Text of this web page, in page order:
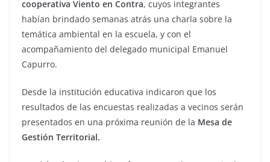
cooperativa Viento en Contra, cuyos integrantes
habían brindado semanas atrás una charla sobre la
temática ambiental en la escuela, y con el
acompañamiento del delegado municipal Emanuel
Capurro.
Desde la institución educativa indicaron que los
resultados de las encuestas realizadas a vecinos serán
presentados en una próxima reunión de la Mesa de
Gestión Territorial.